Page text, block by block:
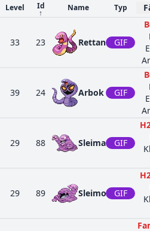
Level Id
↑
Name Typ
33 23 Rettan GIF
39 24 Arbok GIF
29 88 Sleima GIF
29 89 Sleimok GIF